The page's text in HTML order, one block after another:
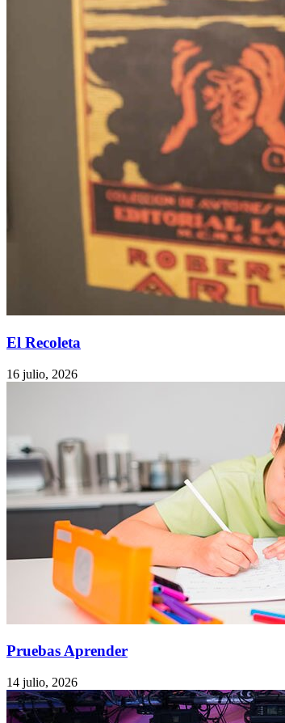
El Recoleta
16 julio, 2026
Pruebas Aprender
14 julio, 2026